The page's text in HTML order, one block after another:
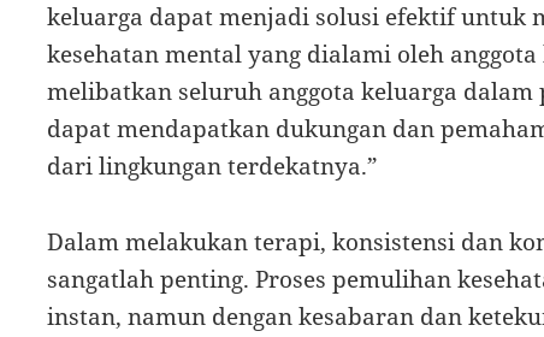
keluarga dapat menjadi solusi efektif untuk
kesehatan mental yang dialami oleh anggota
melibatkan seluruh anggota keluarga
dapat mendapatkan dukungan dan
dari lingkungan terdekatnya.”
Dalam melakukan terapi, konsistensi dan
sangatlah penting. Proses pemulihan
instan, namun dengan kesabaran dan